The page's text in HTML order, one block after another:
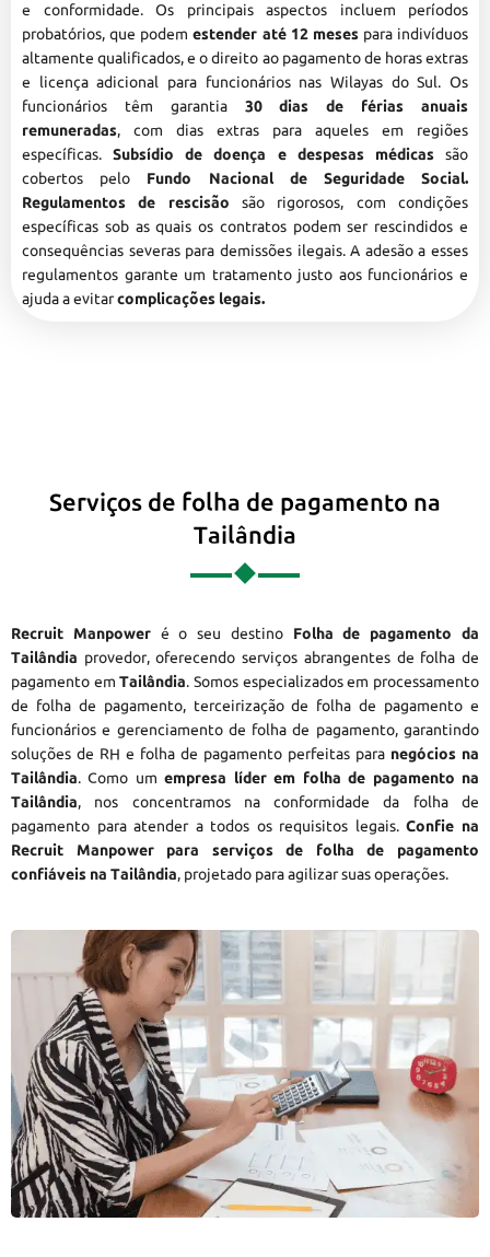
e conformidade. Os principais aspectos incluem períodos
probatórios, que podemestender até 12 mesespara indivíduos
altamente qualificados, e o direito ao pagamento de horas extras
e licença adicional para funcionários nas Wilayas do Sul. Os
funcionários têm garantia 30 dias de férias anuais
remuneradas, com dias extras para aqueles em regiões
específicas.Subsídio de doença e despesas médicassão
cobertos pelo Fundo Nacional de Seguridade Social.
Regulamentos de rescisão são rigorosos, com condições
específicas sob as quais os contratos podem ser rescindidos e
consequências severas para demissões ilegais. A adesão a esses
regulamentos garante um tratamento justo aos funcionários e
ajuda a evitarcomplicações legais.
Serviços de folha de pagamento na
Tailândia
Recruit Manpoweré o seu destino Folha de pagamento da
Tailândia provedor, oferecendo serviços abrangentes de folha de
pagamento emTailândia. Somos especializados em processamento
de folha de pagamento, terceirização de folha de pagamento e
funcionários e gerenciamento de folha de pagamento, garantindo
soluções de RH e folha de pagamento perfeitas para negócios na
Tailândia. Como umempresa líder em folha de pagamento na
Tailândia, nos concentramos na conformidade da folha de
pagamento para atender a todos os requisitos legais.Confie na
Recruit Manpower para serviços de folha de pagamento
confiáveis na Tailândia, projetado para agilizar suas operações.